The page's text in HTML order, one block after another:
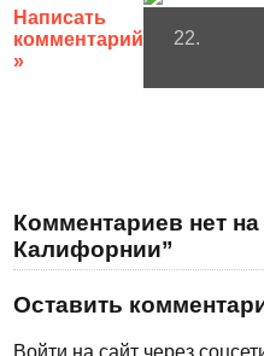
Написать
комментарий
»
22.
Комментариев нет
Калифорнии”
Оставить